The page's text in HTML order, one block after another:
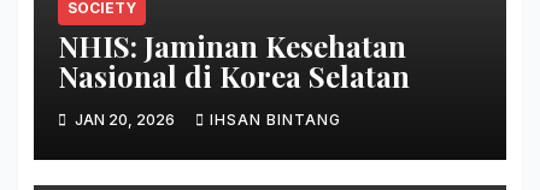
SOCIETY
NHIS: Jaminan Kesehatan
Nasional di Korea Selatan
JAN 20, 2026 IHSAN BINTANG